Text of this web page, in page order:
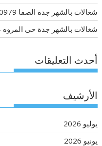
شغالات بالشهر جدة الصفا 0571400979
شغالات بالشهر جدة حى المروه 0562346904
أحدث التعليقات
الأرشيف
يوليو 2026
يونيو 2026